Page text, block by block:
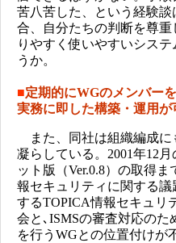
苦八苦した、という経験
合、自分たちの判断を尊
りやすく使いやすいシス
うか。
■定期的にWGのメンバー
実務に即した構築・運用が
また、同社は組織編成に
凝らしている。2001年12月
ット版（Ver.0.8）の取得ま
報セキュリティに関する議
するTOPICA情報セキュリ
会と､ISMSの審査対応のた
を行うWGとの位置付けが